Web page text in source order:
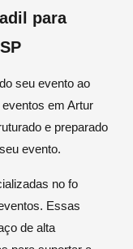
para
seu evento ao
em Artur
e preparado
evento.
no fo
Essas
de alta